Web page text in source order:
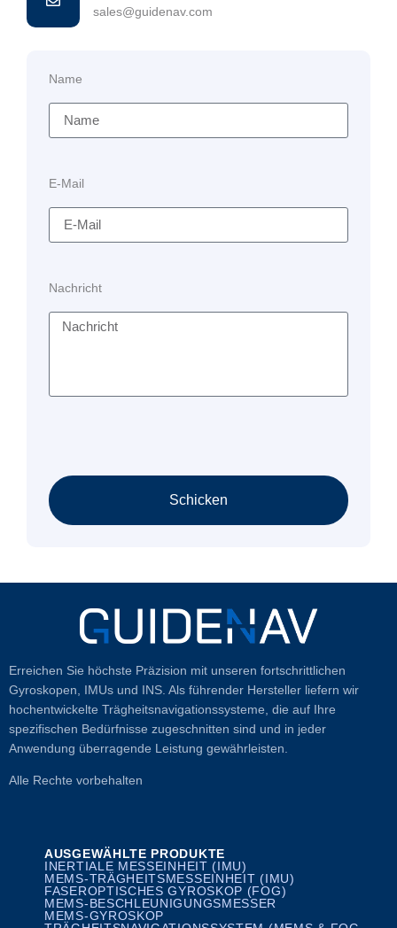
sales@guidenav.com
Name
E-Mail
Nachricht
Schicken
Erreichen Sie höchste Präzision mit unseren fortschrittlichen
Gyroskopen, IMUs und INS. Als führender Hersteller liefern wir
hochentwickelte Trägheitsnavigationssysteme, die auf Ihre
spezifischen Bedürfnisse zugeschnitten sind und in jeder
Anwendung überragende Leistung gewährleisten.
Alle Rechte vorbehalten
AUSGEWÄHLTE PRODUKTE
INERTIALE MESSEINHEIT (IMU)
MEMS-TRÄGHEITSMESSEINHEIT (IMU)
FASEROPTISCHES GYROSKOP (FOG)
MEMS-BESCHLEUNIGUNGSMESSER
MEMS-GYROSKOP